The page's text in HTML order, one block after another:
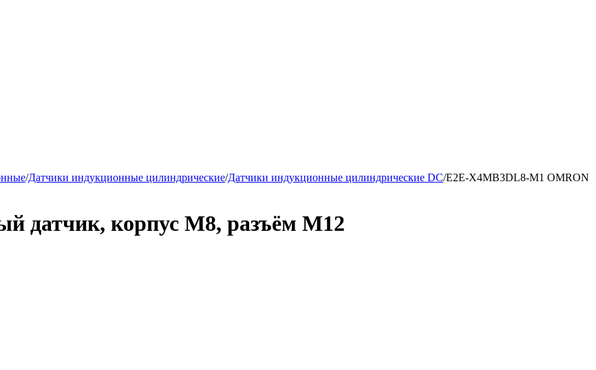
/Датчики индукционные цилиндрические/Датчики индукционные цилиндрические DC/E2E-X4MB3DL8-M1 OMRON
датчик, корпус М8, разъём M12